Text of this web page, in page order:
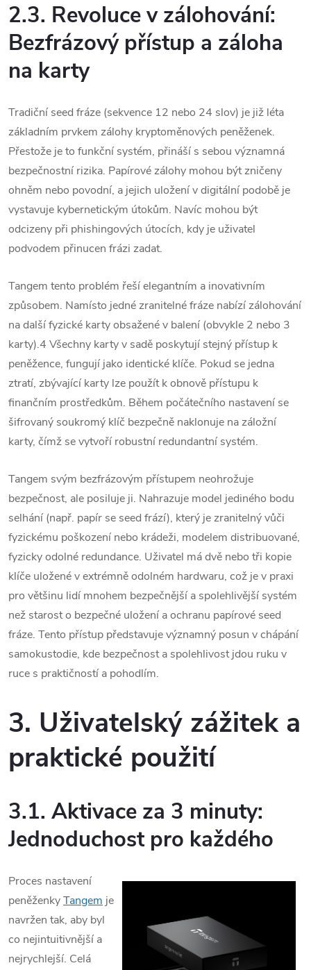
2.3. Revoluce v zálohování:
Bezfrázový přístup a záloha
na karty
Tradiční seed fráze (sekvence 12 nebo 24 slov) je již léta
základním prvkem zálohy kryptoměnových peněženek.
Přestože je to funkční systém, přináší s sebou významná
bezpečnostní rizika. Papírové zálohy mohou být zničeny
ohněm nebo povodní, a jejich uložení v digitální podobě je
vystavuje kybernetickým útokům. Navíc mohou být
odcizeny při phishingových útocích, kdy je uživatel
podvodem přinucen frázi zadat.
Tangem tento problém řeší elegantním a inovativním
způsobem. Namísto jedné zranitelné fráze nabízí zálohování
na další fyzické karty obsažené v balení (obvykle 2 nebo 3
karty).4 Všechny karty v sadě poskytují stejný přístup k
peněžence, fungují jako identické klíče. Pokud se jedna
ztratí, zbývající karty lze použít k obnově přístupu k
finančním prostředkům. Během počátečního nastavení se
šifrovaný soukromý klíč bezpečně naklonuje na záložní
karty, čímž se vytvoří robustní redundantní systém.
Tangem svým bezfrázovým přístupem neohrožuje
bezpečnost, ale posiluje ji. Nahrazuje model jediného bodu
selhání (např. papír se seed frází), který je zranitelný vůči
fyzickému poškození nebo krádeži, modelem distribuované,
fyzicky odolné redundance. Uživatel má dvě nebo tři kopie
klíče uložené v extrémně odolném hardwaru, což je v praxi
pro většinu lidí mnohem bezpečnější a spolehlivější systém
než starost o bezpečné uložení a ochranu papírové seed
fráze. Tento přístup představuje významný posun v chápání
samokustodie, kde bezpečnost a spolehlivost jdou ruku v
ruce s praktičností a pohodlím.
3. Uživatelský zážitek a
praktické použití
3.1. Aktivace za 3 minuty:
Jednoduchost pro každého
Proces nastavení
peněženkyTangem je
navržen tak, aby byl
co nejintuitivnější a
nejrychlejší. Celá